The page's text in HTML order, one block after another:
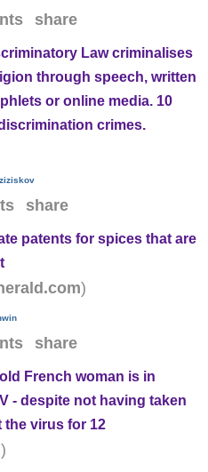
share
Law criminalises
through speech, written
or online media. 10
crimes.
share
patents for spices that are
)
share
French woman is in
- despite not having taken
the virus for 12
)